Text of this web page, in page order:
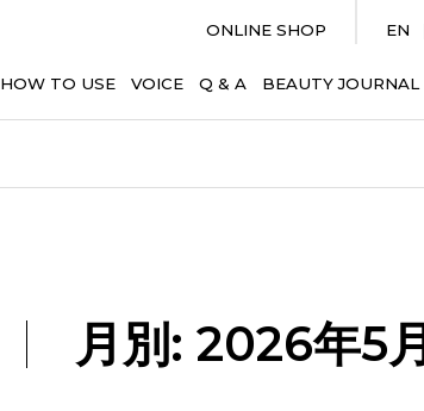
EN
ONLINE SHOP
HOW TO USE VOICE Q & A BEAUTY JOURNAL
月別: 2026年5月